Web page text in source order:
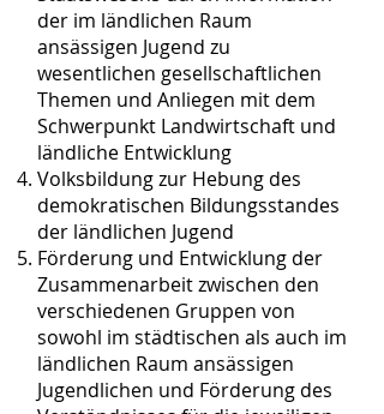
der im ländlichen Raum
ansässigen Jugend zu
wesentlichen gesellschaftlichen
Themen und Anliegen mit dem
Schwerpunkt Landwirtschaft und
ländliche Entwicklung
Volksbildung zur Hebung des
demokratischen Bildungsstandes
der ländlichen Jugend
Förderung und Entwicklung der
Zusammenarbeit zwischen den
verschiedenen Gruppen von
sowohl im städtischen als auch im
ländlichen Raum ansässigen
Jugendlichen und Förderung des